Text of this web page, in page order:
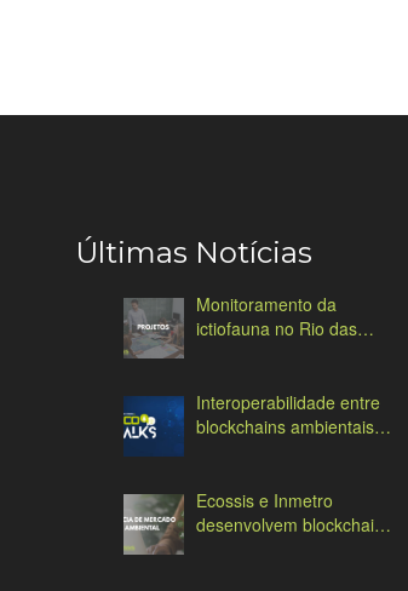
Últimas Notícias
Monitoramento da
ictiofauna no Rio das
Interoperabilidade entre
blockchains ambientais:
Ecossis e Inmetro
desenvolvem blockchain